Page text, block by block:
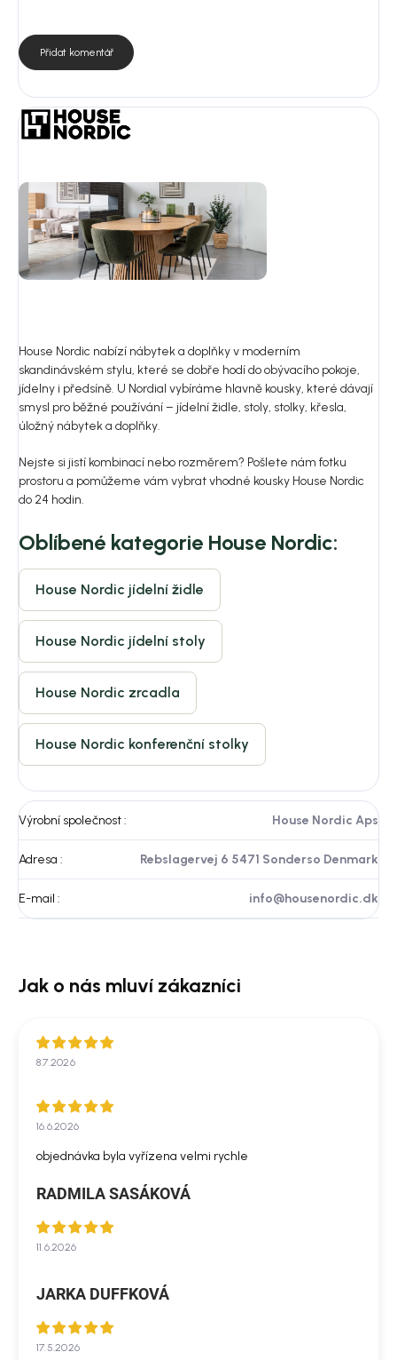
Přidat komentář
House Nordic nabízí nábytek a doplňky v moderním
skandinávském stylu, které se dobře hodí do obývacího pokoje,
jídelny i předsíně. U Nordial vybíráme hlavně kousky, které dávají
smysl pro běžné používání – jídelní židle, stoly, stolky, křesla,
úložný nábytek a doplňky.
Nejste si jistí kombinací nebo rozměrem? Pošlete nám fotku
prostoru a pomůžeme vám vybrat vhodné kousky House Nordic
do 24 hodin.
Oblíbené kategorie House Nordic:
House Nordic jídelní židle
House Nordic jídelní stoly
House Nordic zrcadla
House Nordic konferenční stolky
Výrobní společnost: House Nordic Aps
Adresa : Rebslagervej 6 5471 Sonderso Denmark
E-mail : info@housenordic.dk
8.7.2026
16.6.2026
objednávka byla vyřízena velmi rychle
RADMILA SASÁKOVÁ
11.6.2026
JARKA DUFFKOVÁ
17.5.2026